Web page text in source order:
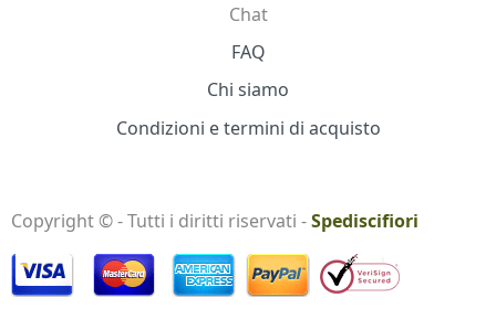
Chat
FAQ
Chi siamo
Condizioni e termini di acquisto
Copyright © - Tutti i diritti riservati -Spediscifiori